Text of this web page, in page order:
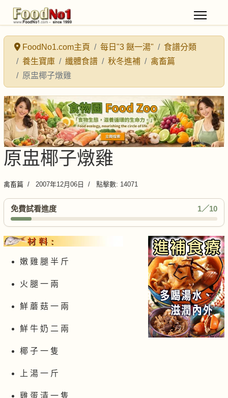
FoodNo1.com主頁 每日"3 餸一湯"
食譜分類
養生寶庫
纖體食譜 秋冬進補
禽畜篇
原盅椰子燉雞
原盅椰子燉雞
禽畜篇 2007年12月06日 點擊數: 14071
免費試看進度 1／10
嫩 雞 腿 半 斤
火 腿 一 兩
鮮 蘑 菇 一 兩
鮮 牛 奶 二 兩
椰 子 一 隻
上 湯 一 斤
雞 蛋 清 一 隻